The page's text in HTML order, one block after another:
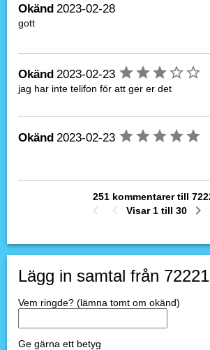
Okänd 2023-02-28
gott
Okänd 2023-02-23
jag har inte telifon för att ger er det
Okänd 2023-02-23
251 kommentarer till
Visar 1 till 30
Lägg in samtal från 72221
Vem ringde? (lämna tomt om okänd)
Ge gärna ett betyg